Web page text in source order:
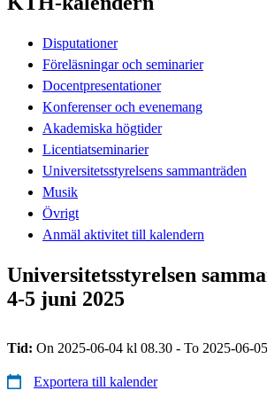
Disputationer
Föreläsningar och seminarier
Docentpresentationer
Konferenser och evenemang
Akademiska högtider
Licentiatseminarier
Universitetsstyrelsens sammanträden
Musik
Övrigt
Anmäl aktivitet till kalendern
Universitetsstyrelsen
4-5 juni 2025
Tid: On 2025-06-04 kl 08.30 - To 2025-06-
Exportera till kalender